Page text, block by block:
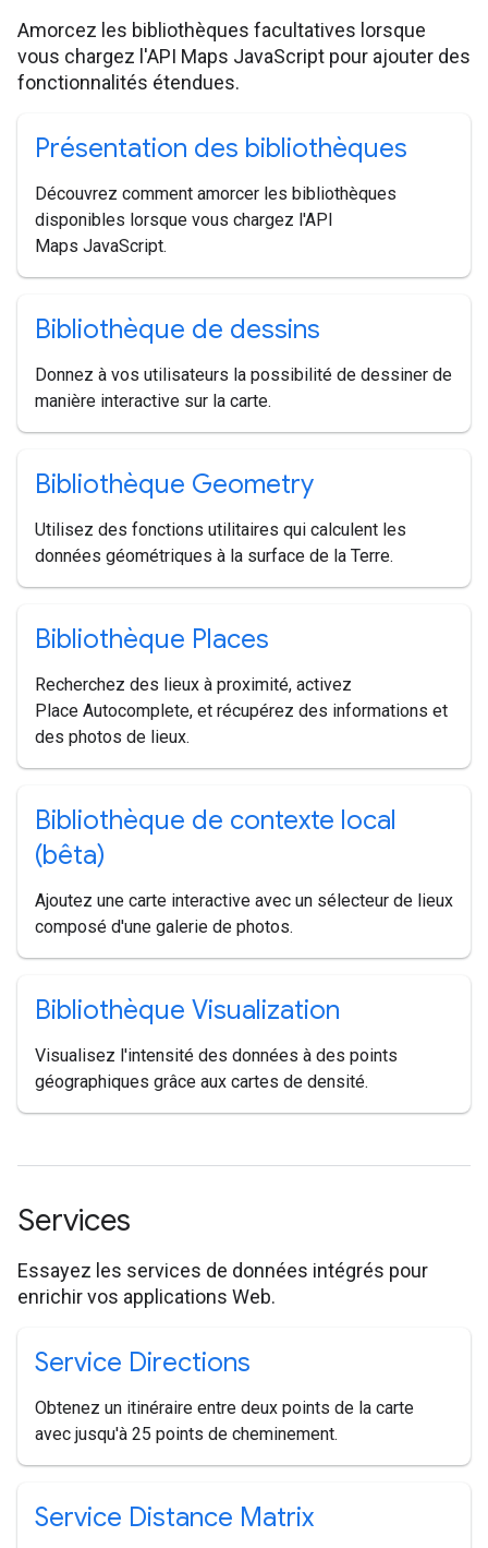
Amorcez les bibliothèques facultatives lorsque
vous chargez l'API Maps JavaScript pour ajouter des
fonctionnalités étendues.
Présentation des bibliothèques
Découvrez comment amorcer les bibliothèques
disponibles lorsque vous chargez l'API
Maps JavaScript.
Bibliothèque de dessins
Donnez à vos utilisateurs la possibilité de dessiner de
manière interactive sur la carte.
Bibliothèque Geometry
Utilisez des fonctions utilitaires qui calculent les
données géométriques à la surface de la Terre.
Bibliothèque Places
Recherchez des lieux à proximité, activez
Place Autocomplete, et récupérez des informations et
des photos de lieux.
Bibliothèque de contexte local
(bêta)
Ajoutez une carte interactive avec un sélecteur de lieux
composé d'une galerie de photos.
Bibliothèque Visualization
Visualisez l'intensité des données à des points
géographiques grâce aux cartes de densité.
Services
Essayez les services de données intégrés pour
enrichir vos applications Web.
Service Directions
Obtenez un itinéraire entre deux points de la carte
avec jusqu'à 25 points de cheminement.
Service Distance Matrix